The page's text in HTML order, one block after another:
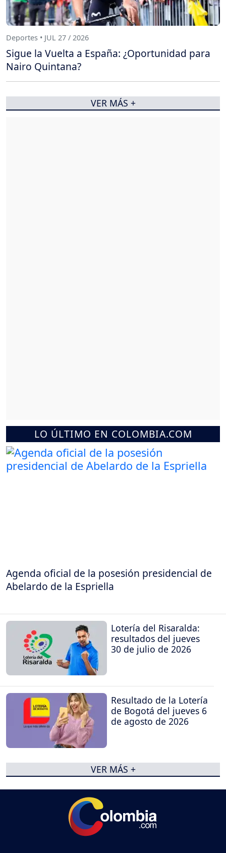
LO ÚLTIMO EN COLOMBIA.COM
Agenda oficial de la posesión presidencial de
Abelardo de la Espriella
Lotería del Risaralda:
resultados del jueves
30 de julio de 2026
Resultado de la Lotería
de Bogotá del jueves 6
de agosto de 2026
VER MÁS +
Deportes • JUL 27 / 2026
Sigue la Vuelta a España: ¿Oportunidad para
Nairo Quintana?
VER MÁS +